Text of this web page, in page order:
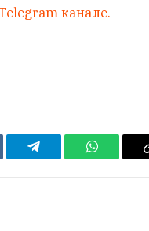
канале.
Telegram